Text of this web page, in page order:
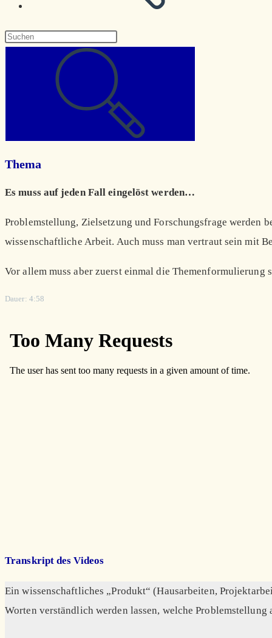
Diese
durchsuchen
Thema
Es muss auf jeden Fall eingelöst werden…
Problemstellung, Zielsetzung und Forschungsfrage werden
wissenschaftliche Arbeit. Auch muss man vertraut sein mit
Vor allem muss aber zuerst einmal die Themenformulierung
Dauer: 4:58
Transkript des Videos
Ein wissenschaftliches „Produkt“ (Hausarbeiten,
Worten verständlich werden lassen, welche Problemstellung